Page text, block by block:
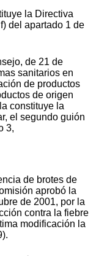
la Directiva
del apartado 1 de
de 21 de
sanitarios en
de productos
de origen
constituye la
el segundo guión
3,
de brotes de
aprobó la
de 2001, por la
contra la fiebre
modificación la